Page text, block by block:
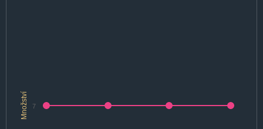
Množství 7